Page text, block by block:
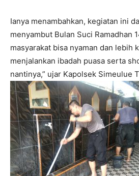
Ianya menambahkan, kegiatan ini
menyambut Bulan Suci Ramadhan
masyarakat bisa nyaman dan lebih
menjalankan ibadah puasa serta
nantinya,” ujar Kapolsek Simeulue